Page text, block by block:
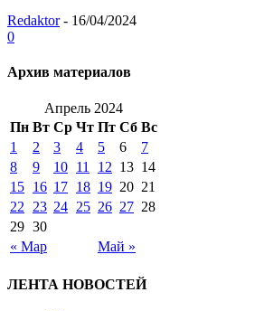
Redaktor - 16/04/2024
0
Архив материалов
Апрель 2024
Пн Вт Ср Чт Пт Сб Вс
« Мар Май »
1 2 3 4 5 6
7
8
9 10 11 12 13 14
15 16 17 18 19 20 21
22
23 24 25 26 27 28
29 30
ЛЕНТА НОВОСТЕЙ